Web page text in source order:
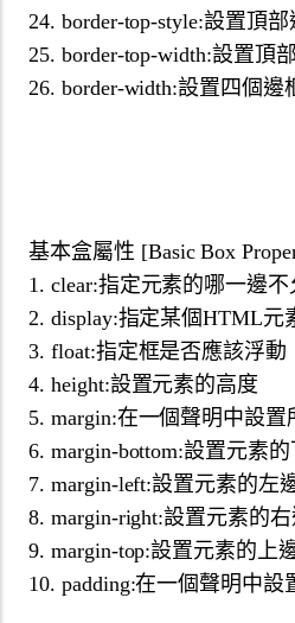
24. border-top-style:設置頂
25. border-top-width:設置頂
26. border-width:設置四個邊
基本盒屬性 [Basic Box
1. clear:指定元素的哪一邊
2. display:指定某個HTML元
3. float:指定框是否應該浮動
4. height:設置元素的高度
5. margin:在一個聲明中設
6. margin-bottom:設置元素
7. margin-left:設置元素的左
8. margin-right:設置元素的
9. margin-top:設置元素的上
10. padding:在一個聲明中